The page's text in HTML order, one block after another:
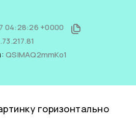
04:28:26 +0000
QSIMAQ2mmKo1
горизонтально